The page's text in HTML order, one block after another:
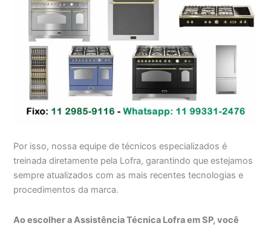
Por isso, nossa equipe de técnicos especializados é
treinada diretamente pela Lofra, garantindo que estejamos
sempre atualizados com as mais recentes tecnologias e
procedimentos da marca.
Ao escolher a Assistência Técnica Lofra em SP, você